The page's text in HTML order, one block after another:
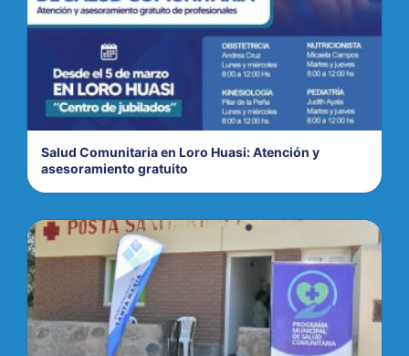
Salud Comunitaria en Loro Huasi: Atención y
asesoramiento gratuito